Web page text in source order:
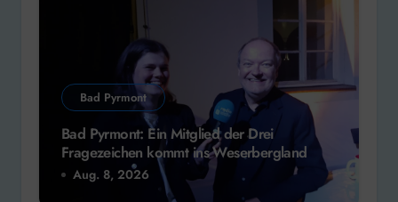
Bad Pyrmont
Bad Pyrmont: Ein Mitglied der Drei
Fragezeichen kommt ins Weserbergland
Aug. 8, 2026